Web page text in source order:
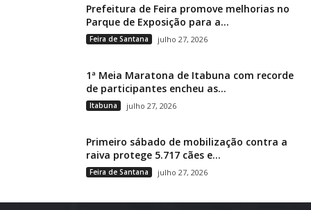
Prefeitura de Feira promove melhorias no
Parque de Exposição para a...
Feira de Santana julho 27, 2026
1ª Meia Maratona de Itabuna com recorde
de participantes encheu as...
Itabuna julho 27, 2026
Primeiro sábado de mobilização contra a
raiva protege 5.717 cães e...
Feira de Santana julho 27, 2026